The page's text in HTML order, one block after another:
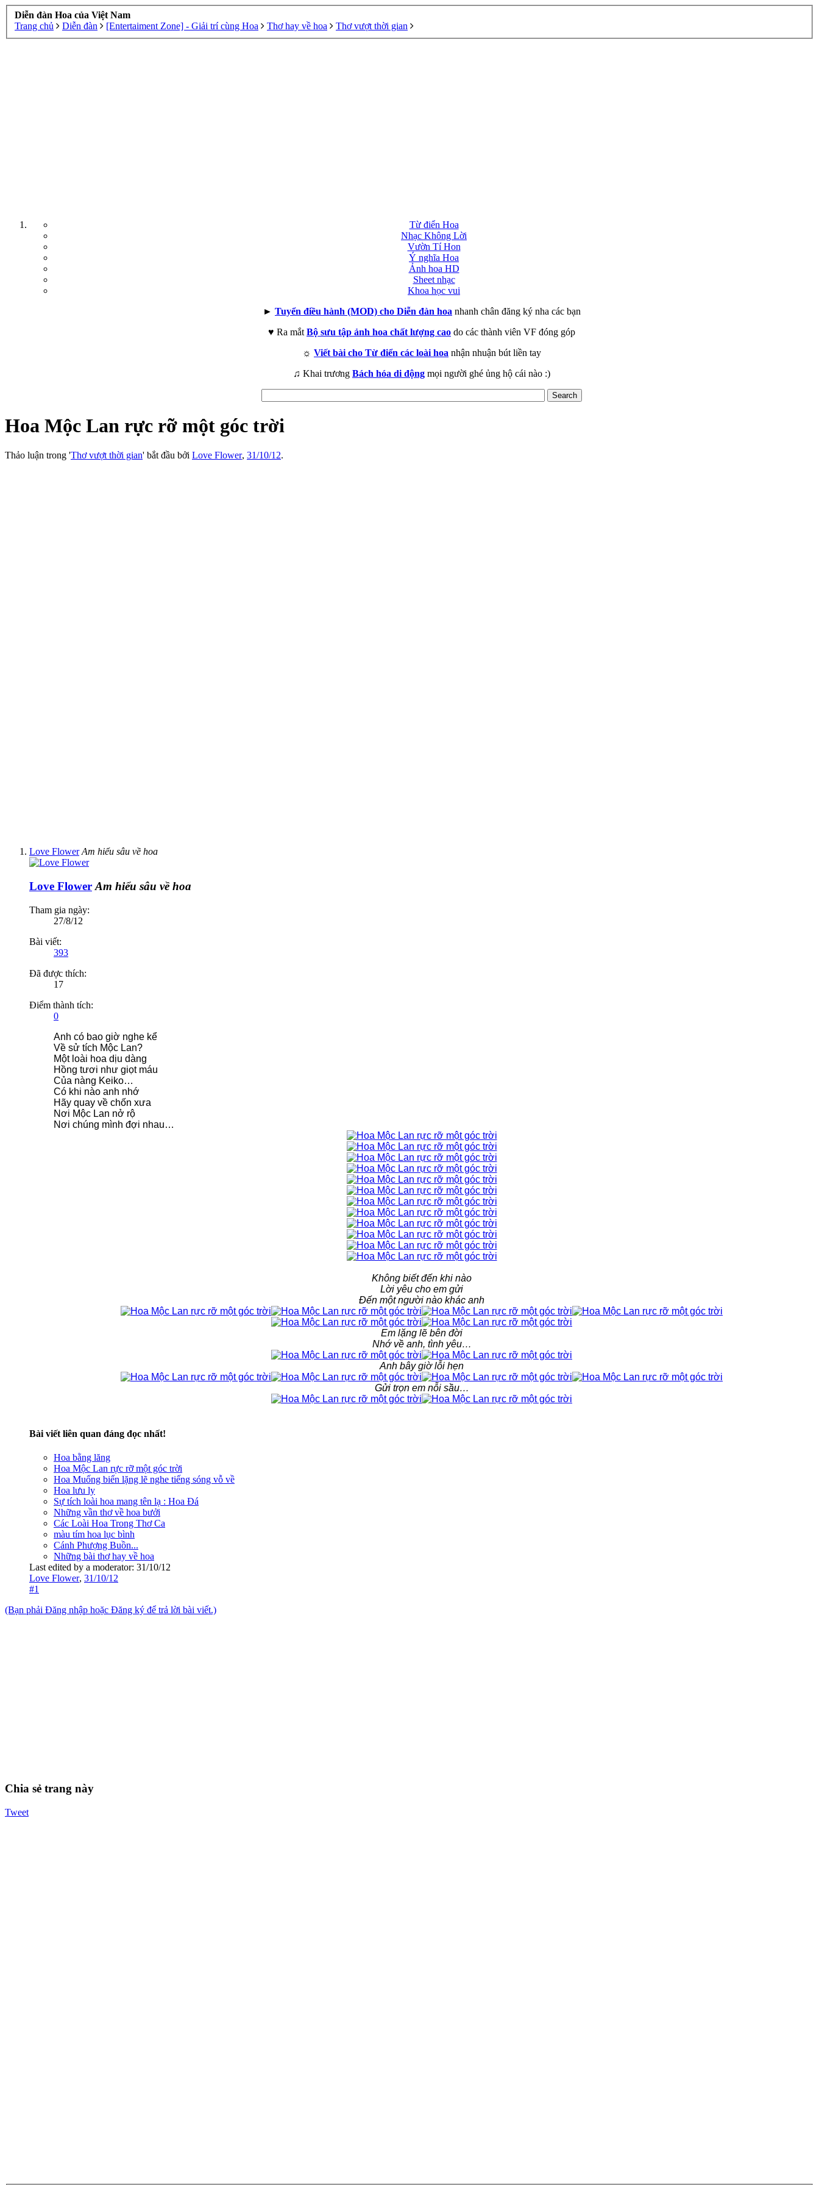
Diễn đàn Hoa của Việt Nam
Trang chủ
Diễn đàn [Entertaiment Zone] - Giải trí cùng Hoa Thơ hay về hoa Thơ vượt thời gian
Từ điển Hoa
Nhạc Không Lời
Vườn Tí Hon
Ý nghĩa Hoa
Ảnh hoa HD
Sheet nhạc
Khoa học vui
► Tuyển điều hành (MOD) cho Diễn đàn hoa nhanh chân đăng ký nha các bạn
♥ Ra mắt Bộ sưu tập ảnh hoa chất lượng cao do các thành viên VF đóng góp
☼ Viết bài cho Từ điển các loài hoa nhận nhuận bút liền tay
♫ Khai trương Bách hóa di động mọi người ghé ủng hộ cái nào :)
Hoa Mộc Lan rực rỡ một góc trời
Thảo luận trong 'Thơ vượt thời gian' bắt đầu bởi Love Flower, 31/10/12.
Love Flower Am hiểu sâu về hoa
Love Flower Am hiểu sâu về hoa
Tham gia ngày:
27/8/12
Bài viết:
393
Đã được thích:
17
Điểm thành tích:
0
Anh có bao giờ nghe kể
Về sử tích Mộc Lan?
Một loài hoa dịu dàng
Hồng tươi như giọt máu
Của nàng Keiko…
Có khi nào anh nhớ
Hãy quay về chốn xưa
Nơi Mộc Lan nở rộ
Nơi chúng mình đợi nhau…
Không biết đến khi nào
Lời yêu cho em gửi
Đến một người nào khác anh
Em lặng lẽ bên đời
Nhớ về anh, tình yêu…
Anh bây giờ lỗi hẹn
Gửi trọn em nỗi sầu…
Bài viết liên quan đáng đọc nhất!
Hoa bằng lăng
Hoa Mộc Lan rực rỡ một góc trời
Hoa Muống biển lặng lẽ nghe tiếng sóng vỗ về
Hoa lưu ly
Sự tích loài hoa mang tên lạ : Hoa Đá
Những vần thơ về hoa bưởi
Các Loài Hoa Trong Thơ Ca
màu tím hoa lục bình
Cánh Phượng Buồn...
Những bài thơ hay về hoa
Last edited by a moderator: 31/10/12
Love Flower, 31/10/12
#1
(Bạn phải Đăng nhập hoặc Đăng ký để trả lời bài viết.)
Chia sẻ trang này
Tweet